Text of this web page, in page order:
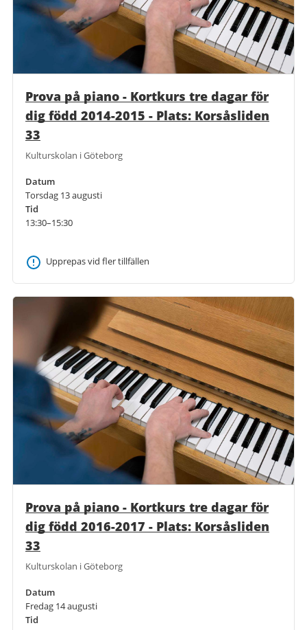
Prova på piano - Kortkurs tre dagar för
dig född 2014-2015 - Plats: Korsåsliden
33
Kulturskolan i Göteborg
Datum
Torsdag 13 augusti
Tid
13:30–15:30
Upprepas vid fler tillfällen
Prova på piano - Kortkurs tre dagar för
dig född 2016-2017 - Plats: Korsåsliden
33
Kulturskolan i Göteborg
Datum
Fredag 14 augusti
Tid